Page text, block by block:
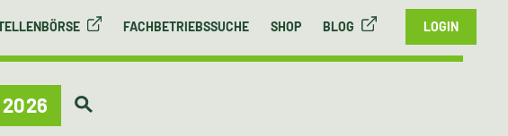
FACHBETRIEBSSUCHE SHOP BLOG LOGIN